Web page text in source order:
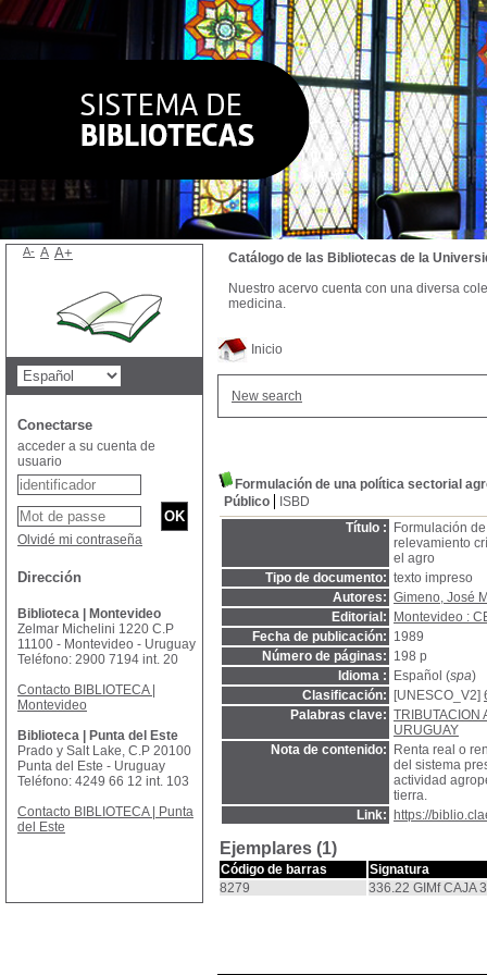
Inicio
New search
Formulación de una política sectorial
Público
ISBD
Título :
Formulación
relevamiento
el agro
Tipo de documento: texto impreso
Autores: Gimeno, José
Editorial:
Montevideo :
Fecha de publicación: 1989
Número de páginas: 198 p
Idioma :
Español (spa)
Clasificación:
[UNESCO_V2]
Palabras clave: TRIBUTACION
URUGUAY
Nota de contenido:
Renta real o
del sistema
actividad
tierra.
Link:
https://
Ejemplares (1)
Código de barras
Signatura
8279
336.22 GIMf CAJA
Catálogo de las Bibliotecas de la
Nuestro acervo cuenta con una diversa
medicina.
A- A A+
Conectarse
acceder a su cuenta de
usuario
Olvidé mi contraseña
Dirección
Biblioteca | Montevideo
Zelmar Michelini 1220 C.P
11100 - Montevideo - Uruguay
Teléfono: 2900 7194 int. 20
Contacto BIBLIOTECA |
Montevideo
Biblioteca | Punta del Este
Prado y Salt Lake, C.P 20100
Punta del Este - Uruguay
Teléfono: 4249 66 12 int. 103
Contacto BIBLIOTECA | Punta
del Este